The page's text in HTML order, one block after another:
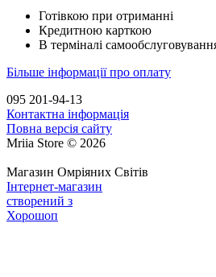
Готівкою при отриманні
Кредитною карткою
В терміналі
Більше інформації про оплату
095 201-94-13
Контактна інформація
Повна версія сайту
Mriia Store © 2026
Магазин Омріяних Світів
Інтернет-магазин
створений з
Хорошоп